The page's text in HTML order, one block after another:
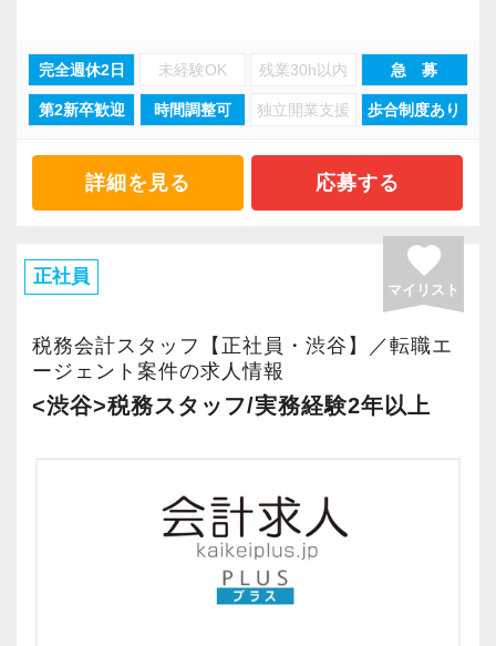
施企業」の認定を受け、今後も社員が働きやす
い環境づくりを積極的に推進していきます。
長く安心して働ける環境を用意してお待ちして
ませんか？
2021年6月にオープンしたオフィス。
新宿オフィスの精鋭スタッフが立ち上げメンバ
ーとして運営をスタートしました。
都心部ということもあり、IT系など最先端の技
術を取り扱うお客様が多いのが特徴です。
ることから資格取得に励むスタッフが多く活躍
若いメンバーが多く明るい雰囲気で、全員がや
現在当社では「渋谷」「新宿」「錦糸町」
ます。
2021年6月に「渋谷オフィス」を新設し、その
後「新宿オフィス」「大阪オフィス」「錦糸町
オフィス」が拡張移転！
さらに2022年12月には「柏オフィス」を開設
し、2025年には大阪オフィスを増床するなど、
事業拡大を続けています。
安定性抜群の環境で自己成長を実現できます。
社員の持つ「やる・やりたい」という気持ちを
大事にしているため、資格を持っていなくて
も、スピーディーなキャリアアップが可能で
完全週休2日 未経験OK 残業30h以内 急 募
第2新卒歓迎 時間調整可 独立開業支援 歩合制度あり
詳細を見る 応募する
正社員 favorite
マイリスト
税務会計スタッフ【正社員・渋谷】／転職エ
ージェント案件の求人情報
<渋谷>税務スタッフ/実務経験2年以上